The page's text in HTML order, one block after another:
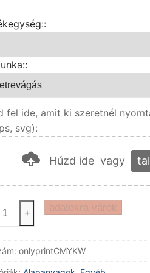
fel ide, amit ki szeretnél
svg):
Húzd ide vagy
+ adatokra várok
onlyprintCMYKW